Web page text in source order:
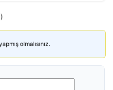
olmalısınız.